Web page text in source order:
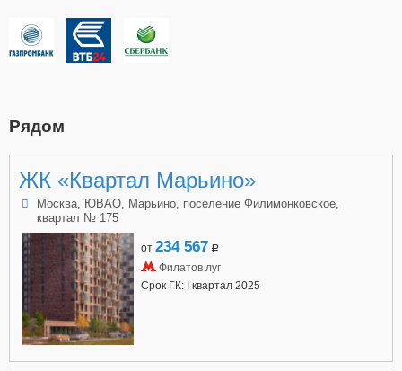
Рядом
ЖК «Квартал Марьино»
Москва, ЮВАО, Марьино, поселение Филимонковское,
квартал № 175
от 234 567 a
Филатов луг
Срок ГК: I квартал 2025